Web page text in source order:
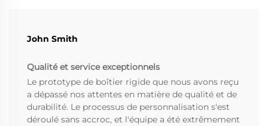
John Smith
Qualité et service exceptionnels
Le prototype de boîtier rigide que nous avons reçu
a dépassé nos attentes en matière de qualité et de
durabilité. Le processus de personnalisation s'est
déroulé sans accroc, et l'équipe a été extrêmement